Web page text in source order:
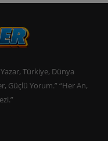
Türkiye, Dünya
Güçlü Yorum.” “Her An,